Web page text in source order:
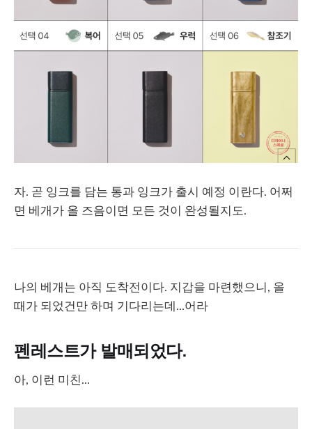
자. 곧 잉크를 담는 통과 잉크가 출시 예정 이란다. 어쩌
면 베개가 올 즈음이면 모든 것이 완성될지도.
나의 베개는 아직 도착전이다. 지갑을 마련했으니, 올
때가 되었건만 하며 기다리는데...어라
펜레스트가 발매되었다.
아, 이런 미친...